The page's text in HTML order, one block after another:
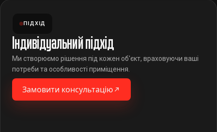
ПІДХІД
Індивідуальний підхід
Ми створюємо рішення під кожен об'єкт, враховуючи ваші
потреби та особливості приміщення.
Замовити консультацію